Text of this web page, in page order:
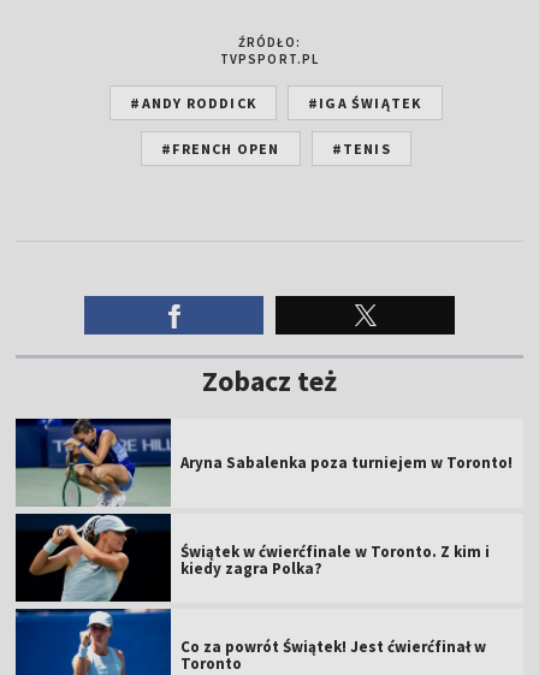
ŹRÓDŁO:
TVPSPORT.PL
#ANDY RODDICK #IGA ŚWIĄTEK
#FRENCH OPEN #TENIS
Zobacz też
Aryna Sabalenka poza turniejem w Toronto!
Świątek w ćwierćfinale w Toronto. Z kim i
kiedy zagra Polka?
Co za powrót Świątek! Jest ćwierćfinał w
Toronto